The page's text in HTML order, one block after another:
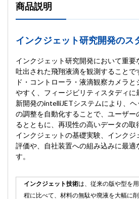
商品説明
インクジェット研究開発のス
インクジェット研究開発において重要
吐出された飛翔液滴を観測することで
ド・コントローラ・液滴観察カメラ
やすく、フィージビリティスタディに
新開発のintelliJETシステムにより、
の調整を自動化することで、ユーザー
るとともに、再現性の高いデータの取
インクジェットの基礎実験、インクジ
評価や、自社装置への組み込みに最適
す。
インクジェット技術は、従来の版や型を
程に比べて、材料の無駄や廃液を大幅に